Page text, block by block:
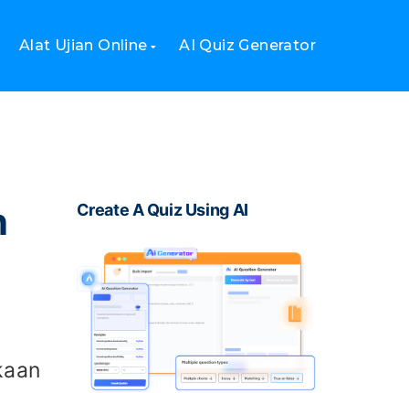
Alat Ujian Online AI Quiz Generator
Create A Quiz Using AI